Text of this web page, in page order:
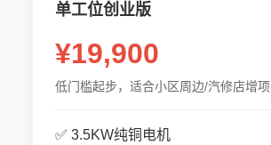
单工位创业版
¥19,900
低门槛起步，适合小区周边/汽修店增项
✅ 3.5KW纯铜电机